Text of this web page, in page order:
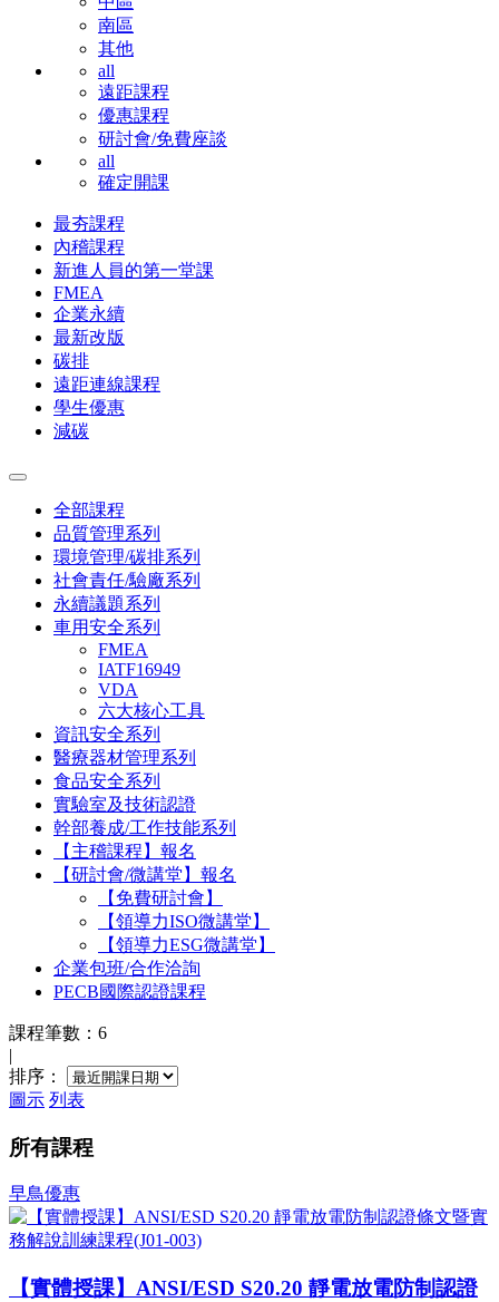
南區
其他
all
遠距課程
優惠課程
研討會/免費座談
all
確定開課
最夯課程
內稽課程
新進人員的第一堂課
FMEA
企業永續
最新改版
碳排
遠距連線課程
學生優惠
減碳
全部課程
品質管理系列
環境管理/碳排系列
社會責任/驗廠系列
永續議題系列
車用安全系列
FMEA
IATF16949
VDA
六大核心工具
資訊安全系列
醫療器材管理系列
食品安全系列
實驗室及技術認證
幹部養成/工作技能系列
【主稽課程】報名
【研討會/微講堂】報名
【免費研討會】
【領導力ISO微講堂】
【領導力ESG微講堂】
企業包班/合作洽詢
PECB國際認證課程
課程筆數：6
|
排序：
圖示 列表
所有課程
早鳥優惠
【實體授課】ANSI/ESD S20.20 靜電放電防制認證